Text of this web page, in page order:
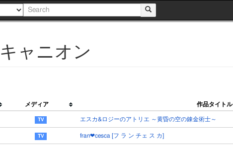
ャニオン
メディア 作品タイトル
エスカ&ロジーのアトリエ ～黄昏の空の錬金術士～
fran❤cesca [フ ラ ン チェ ス カ]